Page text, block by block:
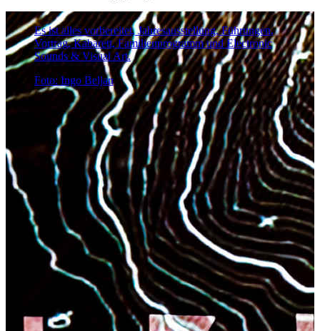
Es ist alles vorbereitet, Jahresausstellung, Führungen,
Vortrag, Kabarett, Familienprogramm und Electronic
Sounds & Visual Art.
Foto: Ingo Beljan